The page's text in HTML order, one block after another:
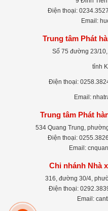
Điện thoại:
Email:
Trung tâm Phát
Số 75 đường 23/
tỉnh
Điện thoại:
Email:
Trung tâm Phát
534 Quang Trung,
Điện thoại:
Email:
Chi nhánh Nhà
316, đường 30/4,
Điện thoại:
Email: